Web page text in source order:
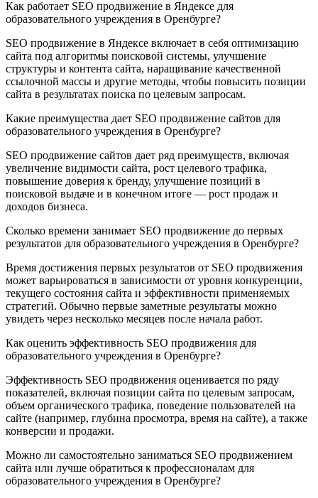
Как работает SEO продвижение в Яндексе для
образовательного учреждения в Оренбурге?
SEO продвижение в Яндексе включает в себя оптимизацию
сайта под алгоритмы поисковой системы, улучшение
структуры и контента сайта, наращивание качественной
ссылочной массы и другие методы, чтобы повысить позиции
сайта в результатах поиска по целевым запросам.
Какие преимущества дает SEO продвижение сайтов для
образовательного учреждения в Оренбурге?
SEO продвижение сайтов дает ряд преимуществ, включая
увеличение видимости сайта, рост целевого трафика,
повышение доверия к бренду, улучшение позиций в
поисковой выдаче и в конечном итоге — рост продаж и
доходов бизнеса.
Сколько времени занимает SEO продвижение до первых
результатов для образовательного учреждения в Оренбурге?
Время достижения первых результатов от SEO продвижения
может варьироваться в зависимости от уровня конкуренции,
текущего состояния сайта и эффективности применяемых
стратегий. Обычно первые заметные результаты можно
увидеть через несколько месяцев после начала работ.
Как оценить эффективность SEO продвижения для
образовательного учреждения в Оренбурге?
Эффективность SEO продвижения оценивается по ряду
показателей, включая позиции сайта по целевым запросам,
объем органического трафика, поведение пользователей на
сайте (например, глубина просмотра, время на сайте), а также
конверсии и продажи.
Можно ли самостоятельно заниматься SEO продвижением
сайта или лучше обратиться к профессионалам для
образовательного учреждения в Оренбурге?